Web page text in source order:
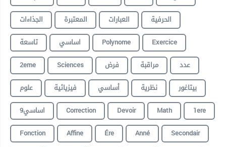
الجذاءات
المعتبرة العبارات
الحرفية
تاسعة
اساسي Polynome
Exercice
2eme
Sciences فرض مراقبة
عدد
علوم
فيزيائية أساسي نظرية
بيتاغور
9اساسي
Correction Devoir Math
1ere
Fonction
Affine Ére Anné
Secondair